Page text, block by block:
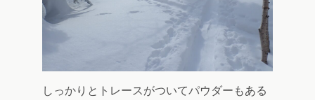
しっかりとトレースがついてパウダーもある